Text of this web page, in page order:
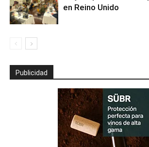
en Reino Unido
Publicidad